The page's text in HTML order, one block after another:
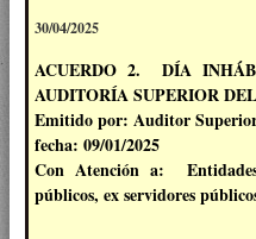
30/04/2025
ACUERDO 2. DÍA
AUDITORÍA SUPERIOR
Emitido por: Auditor
fecha: 09/01/2025
Con Atención a: Entidades
públicos, ex servidores